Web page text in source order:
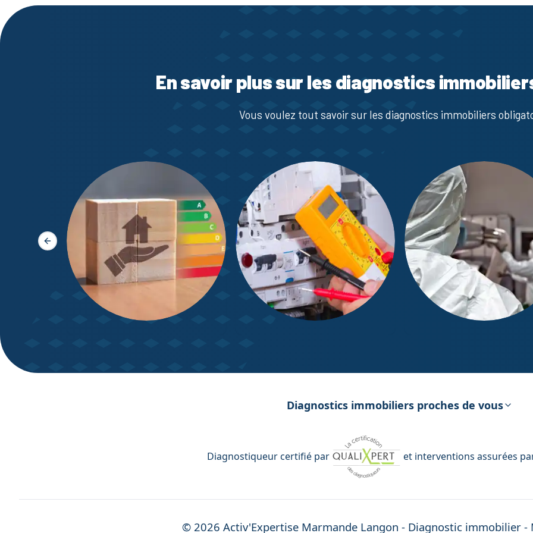
En savoir plus sur les diagnostics
Vous voulez tout savoir sur les diagnostics immobiliers
Slide précédente
Diagnostics immobiliers proches de vous
Diagnostiqueur certifié par et interventions assurées
© 2026 Activ'Expertise Marmande Langon - Diagnostic immobilier -